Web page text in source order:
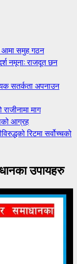
आमा समुह गठन
नमूना: राजदूत छन
सतर्कता अपनाउन
माग
आग्रह
रिटमा सर्वोच्चको
उपायहरु